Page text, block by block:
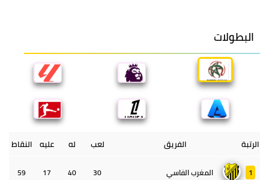
البطولات
الرتبة الفريق لعب له عليه النقاط
1 المغرب الفاسي 30
40
17
59